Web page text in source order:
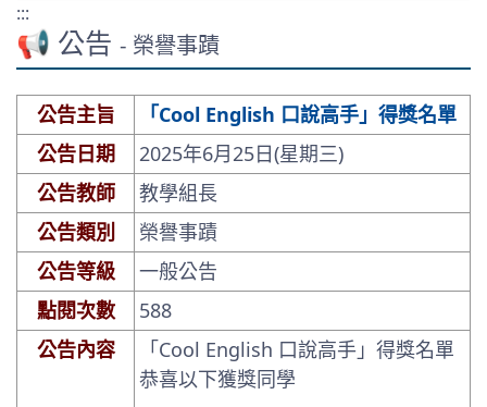
:::
📢 公告 - 榮譽事蹟
公告主旨
「Cool English 口說高手」得獎名單
公告日期
2025年6月25日(星期三)
公告教師
教學組長
公告類別
榮譽事蹟
公告等級
一般公告
點閱次數
588
公告內容
「Cool English 口說高手」得獎名單
恭喜以下獲獎同學